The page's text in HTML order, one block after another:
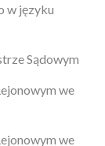
w języku
Sądowym
we
we